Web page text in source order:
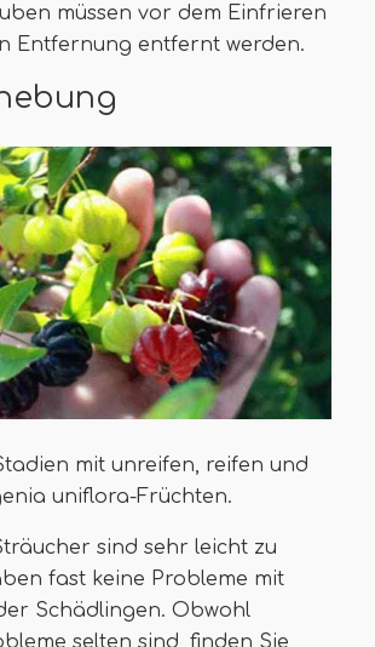
müssen vor dem Einfrieren
Entfernung entfernt werden.
mit unreifen, reifen und
uniflora-Früchten.
sind sehr leicht zu
fast keine Probleme mit
Schädlingen. Obwohl